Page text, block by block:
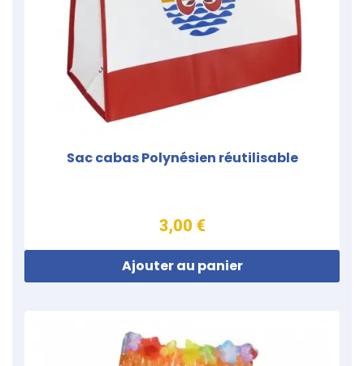
Sac cabas Polynésien réutilisable
3,00 €
Ajouter au panier